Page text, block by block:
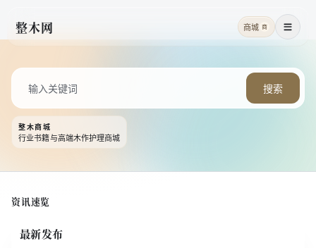
整木网 商城 商 菜单
搜索
整木商城
行业书籍与高端木作护理商城
资讯速览
最新发布